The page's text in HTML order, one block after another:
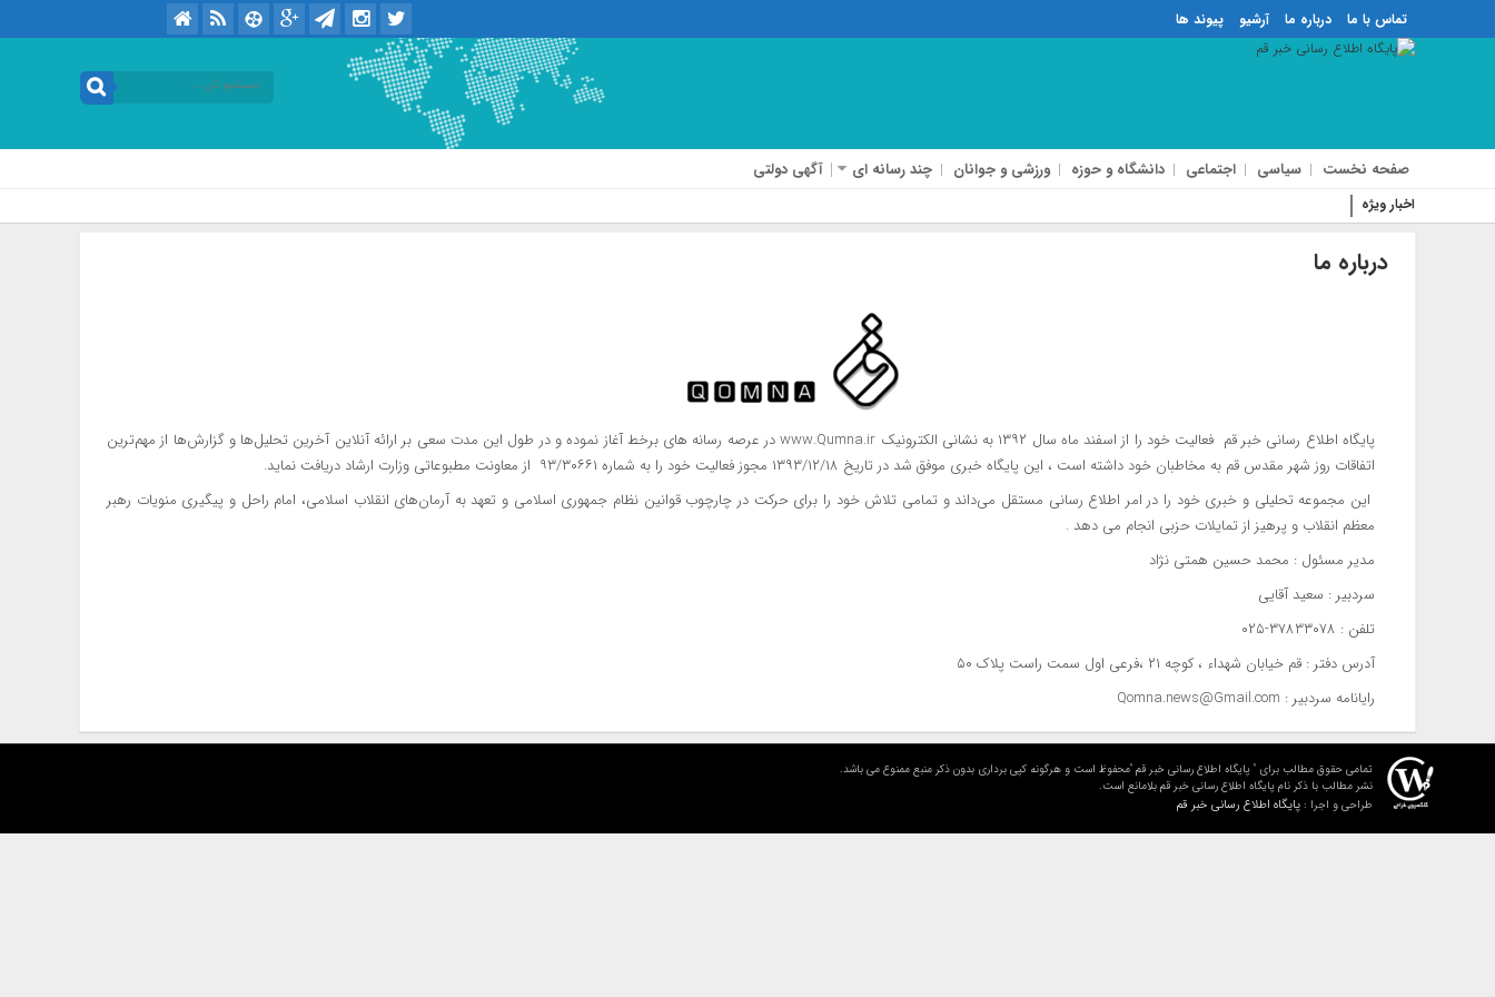
تماس با ما درباره ما آرشیو پیوند ها
صفحه نخست سیاسی اجتماعی دانشگاه و حوزه ورزشی و جوانان چند رسانه ای آگهی دولتی
اخبار ویژه
درباره ما
پایگاه اطلاع رسانی خبر قم فعالیت خود را از اسفند ماه سال ۱۳۹۲ به نشانی الکترونیک www.Qumna.ir در عرصه رسانه های برخط آغاز نموده و در طول این مدت سعی بر ارائه آنلاین آخرین تحلیل‌ها و گزارش‌ها از مهم‌ترین
اتفاقات روز شهر مقدس قم به مخاطبان خود داشته است ، این پایگاه خبری موفق شد در تاریخ ۱۳۹۳/۱۲/۱۸ مجوز فعالیت خود را به شماره ۹۳/۳۰۶۶۱ از معاونت مطبوعاتی وزارت ارشاد دریافت نماید.
این مجموعه تحلیلی و خبری خود را در امر اطلاع ‌رسانی مستقل می‌داند و تمامی تلاش خود را برای حرکت در چارچوب قوانین نظام جمهوری اسلامی و تعهد به آرمان‌های انقلاب اسلامی، امام راحل و پیگیری منویات رهبر
معظم انقلاب و پرهیز از تمایلات حزبی انجام می دهد .
مدیر مسئول : محمد حسین همتی نژاد
سردبیر : سعید آقایی
تلفن : ۳۷۸۳۳۰۷۸-۰۲۵
آدرس دفتر : قم خیابان شهداء ، کوچه ۲۱ ،فرعی اول سمت راست پلاک ۵۰
رایانامه سردبیر : Qomna.news@Gmail.com
تمامی حقوق مطالب برای " پایگاه اطلاع رسانی خبر قم "محفوظ است و هرگونه کپی برداری بدون ذکر منبع ممنوع می باشد.
نشر مطالب با ذکر نام پایگاه اطلاع رسانی خبر قم بلامانع است.
طراحی و اجرا : پایگاه اطلاع رسانی خبر قم